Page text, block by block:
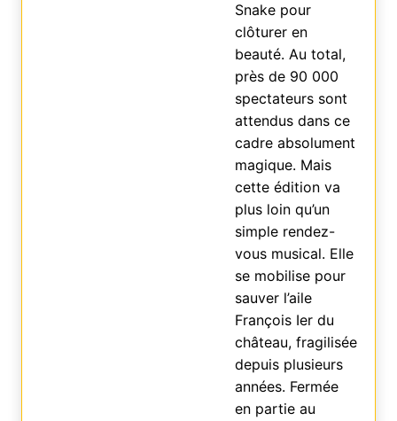
Snake pour
clôturer en
beauté. Au total,
près de 90 000
spectateurs sont
attendus dans ce
cadre absolument
magique. Mais
cette édition va
plus loin qu’un
simple rendez-
vous musical. Elle
se mobilise pour
sauver l’aile
François Ier du
château, fragilisée
depuis plusieurs
années. Fermée
en partie au